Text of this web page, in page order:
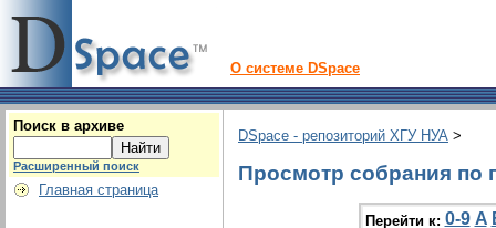
О системе DSpace
Поиск в архиве
Расширенный поиск
Главная страница
DSpace - репозиторий ХГУ НУА >
Просмотр собрания по
Перейти к: 0-9 A